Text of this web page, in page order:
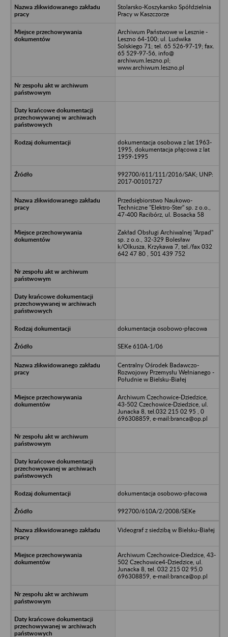
Stolarsko-Koszykarsko Spółdzielnia
Pracy w Kaszczorze
Archiwum Państwowe w Lesznie -
Leszno 64-100; ul. Ludwika
Solskiego 71; tel. 65 526-97-19; fax.
65 529-97-56, info@
archiwum.leszno.pl;
www.archiwum.leszno.pl
dokumentacja osobowa z lat 1963-
1995, dokumentacja płącowa z lat
1959-1995
992700/611/111/2016/SAK; UNP:
2017-00101727
Przedsiębiorstwo Naukowo-
Techniczne "Elektro-Ster" sp. z o.o.,
47-400 Racibórz, ul. Bosacka 58
Zakład Obsługi Archiwalnej "Arpad"
sp. z o.o., 32-329 Bolesław
k/Olkusza, Krzykawa 7, tel./fax 032
642 47 80 , 501 439 752
dokumentacja osobowo-płacowa
SEKe 610A-1/06
Centralny Ośrodek Badawczo-
Rozwojowy Przemysłu Wełnianego -
Południe w Bielsku-Białej
Archiwum Czechowice-Dziedzice,
43-502 Czechowice-Dziedzice, ul.
Junacka 8, tel.032 215 02 95 , 0
696308859, e-mail:branca@op.pl
dokumentacja osobowo-płacowa
992700/610A/2/2008/SEKe
Videograf z siedzibą w Bielsku-Białej
Archiwum Czechowice-Diedzice, 43-
502 Czechowice4-Dziedzice, ul.
Junacka 8, tel. 032 215 02 95,0
696308859, e-mail:branca@op.pl